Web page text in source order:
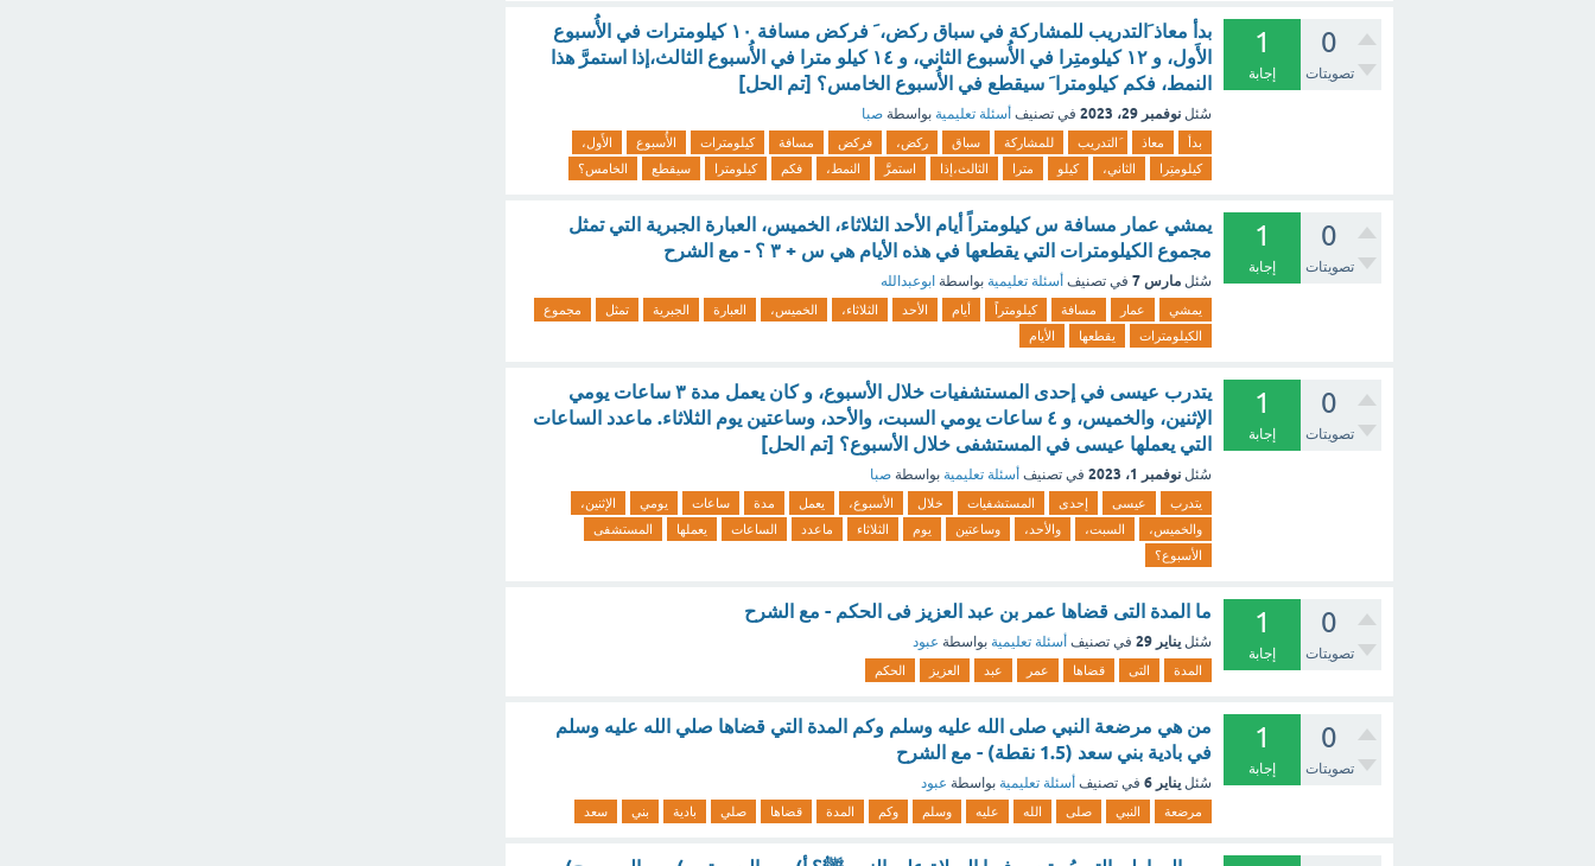
0
تصويتات
1
إجابة
بدأ معاذ َالتدريب للمشاركة في سباق ركض، َ فركض مسافة ١٠ كيلومترات في الأُسبوع
الأَول، و ١٢ كيلومتِرا في الأُسبوع الثاني، و ١٤ كيلو مترا في الأُسبوع الثالث،إذا استمرَّ هذا
النمط، فكم كيلومترا َ سيقطع في الأُسبوع الخامس؟ [تم الحل]
سُئل نوفمبر 29، 2023 في تصنيف أسئلة تعليمية بواسطة صبا
بدأ معاذ َالتدريب للمشاركة سباق ركض، فركض مسافة كيلومترات الأُسبوع
الأَول،
كيلومتِرا
الثاني، كيلو مترا الثالث،إذا استمرَّ النمط، فكم كيلومترا سيقطع الخامس؟
0
تصويتات
1
إجابة
يمشي عمار مسافة س كيلومتراً أيام الأحد الثلاثاء، الخميس، العبارة الجبرية التي تمثل
مجموع الكيلومترات التي يقطعها في هذه الأيام هي س + ٣ ؟ - مع الشرح
سُئل مارس 7 في تصنيف أسئلة تعليمية بواسطة ابوعبدالله
يمشي عمار مسافة كيلومتراً أيام الأحد الثلاثاء، الخميس، العبارة الجبرية تمثل
مجموع
الكيلومترات
يقطعها الأيام
0
تصويتات
1
إجابة
يتدرب عيسى في إحدى المستشفيات خلال الأسبوع، و كان يعمل مدة ٣ ساعات يومي
الإثنين، والخميس، و ٤ ساعات يومي السبت، والأحد، وساعتين يوم الثلاثاء. ماعدد الساعات
التي يعملها عيسى في المستشفى خلال الأسبوع؟ [تم الحل]
سُئل نوفمبر 1، 2023 في تصنيف أسئلة تعليمية بواسطة صبا
يتدرب عيسى إحدى المستشفيات خلال الأسبوع، يعمل مدة ساعات يومي
الإثنين،
والخميس،
السبت، والأحد، وساعتين يوم الثلاثاء ماعدد الساعات يعملها
المستشفى
الأسبوع؟
0
تصويتات
1
إجابة
ما المدة التى قضاها عمر بن عبد العزيز فى الحكم - مع الشرح
سُئل يناير 29 في تصنيف أسئلة تعليمية بواسطة عبود
المدة التى قضاها عمر عبد العزيز الحكم
0
تصويتات
1
إجابة
من هي مرضعة النبي صلى الله عليه وسلم وكم المدة التي قضاها صلي الله عليه وسلم
في بادية بني سعد (1.5 نقطة) - مع الشرح
سُئل يناير 6 في تصنيف أسئلة تعليمية بواسطة عبود
مرضعة النبي صلى الله عليه وسلم وكم المدة قضاها صلي بادية بني سعد